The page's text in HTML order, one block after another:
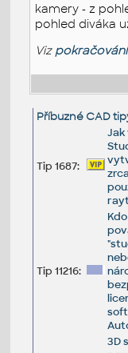
kamery - z
pohled diváka
Viz
Příbuzné CAD
Tip 1687:
Jak
Tip 11216:
3D